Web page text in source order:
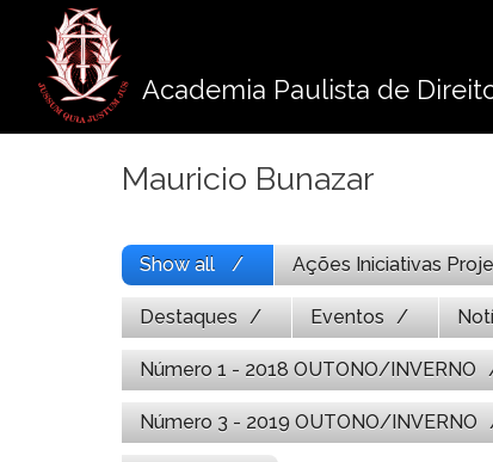
conteúdo
Academia Paulista de
Mauricio Bunazar
Show all Ações Iniciativas
Destaques Eventos
Número 1 - 2018 OUTONO/INVERNO
Número 3 - 2019 OUTONO/INVERNO